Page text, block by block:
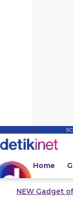
Home
NEW Gadget